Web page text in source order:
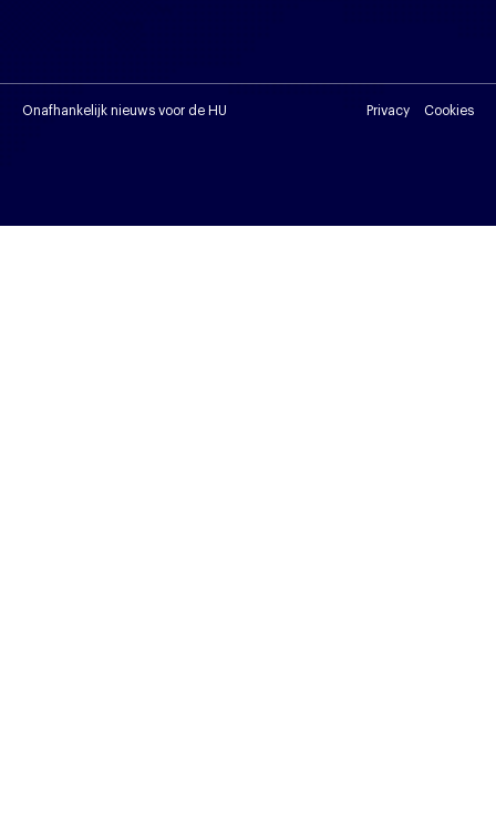
Onafhankelijk nieuws voor de HU Privacy Cookies